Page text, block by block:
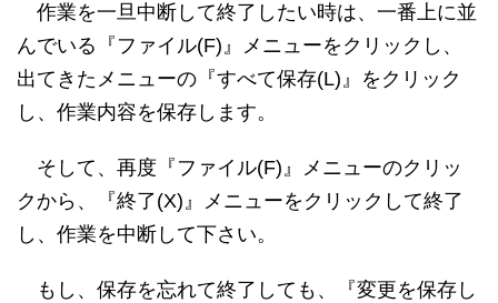
作業を一旦中断して終了したい時は、一番上に並
んでいる『ファイル(F)』メニューをクリックし、
出てきたメニューの『すべて保存(L)』をクリック
し、作業内容を保存します。
そして、再度『ファイル(F)』メニューのクリッ
クから、『終了(X)』メニューをクリックして終了
し、作業を中断して下さい。
もし、保存を忘れて終了しても、『変更を保存し